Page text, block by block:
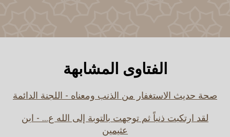
الفتاوى المشابهة
صحة حديث الاستغفار من الذنب ومعناه - اللجنة الدائمة
لقد ارتكبت ذنباً ثم توجهت بالتوبة إلى الله ع... - ابن
عثيمين